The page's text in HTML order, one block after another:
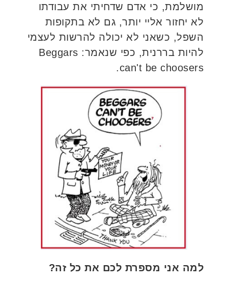
מושלמת, כי אדם שדחיתי את עבודתו
לא יחזור אליי יותר, גם לא בתקופות
השפל, כשאני לא יכולה להרשות לעצמי
להיות בררנית, כפי שנאמר: Beggars
can't be choosers.
למה אני מספרת לכם את כל זה?